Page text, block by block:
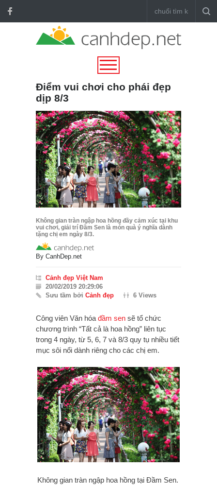
Điểm vui chơi cho phái đẹp
dịp 8/3
Không gian tràn ngập hoa hồng đầy cảm xúc tại khu
vui chơi, giải trí Đầm Sen là món quà ý nghĩa dành
tặng chị em ngày 8/3.
By CanhDep.net
Cảnh đẹp Việt Nam
20/02/2019 20:29:06
Sưu tầm bởi Cảnh đẹp 6 Views
Công viên Văn hóa đầm sen sẽ tổ chức
chương trình “Tất cả là hoa hồng” liên tục
trong 4 ngày, từ 5, 6, 7 và 8/3 quy tụ nhiều tiết
mục sôi nổi dành riêng cho các chị em.
Không gian tràn ngập hoa hồng tại Đầm Sen.